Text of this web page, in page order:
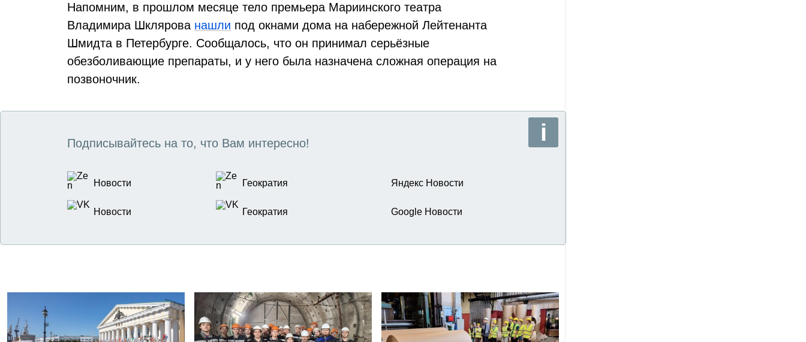
Напомним, в прошлом месяце тело премьера Мариинского театра
Владимира Шклярова нашли под окнами дома на набережной Лейтенанта
Шмидта в Петербурге. Сообщалось, что он принимал серьёзные
обезболивающие препараты, и у него была назначена сложная операция на
позвоночник.
Подписывайтесь на то, что Вам интересно!
Новости Геократия Яндекс Новости
Новости Геократия Google Новости